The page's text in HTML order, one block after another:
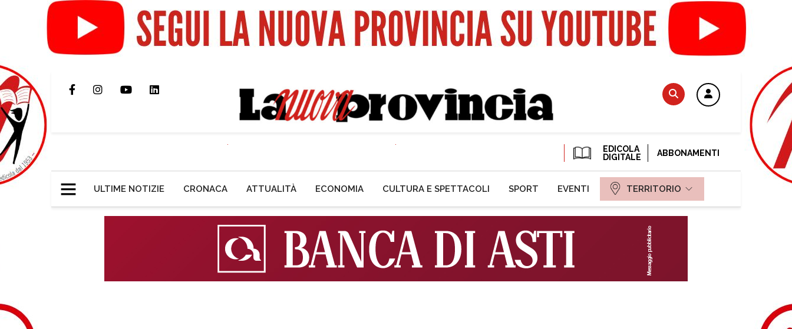
EDICOLA
DIGITALE
ABBONAMENTI
ULTIME NOTIZIE CRONACA ATTUALITÀ ECONOMIA CULTURA E SPETTACOLI SPORT EVENTI TERRITORIO